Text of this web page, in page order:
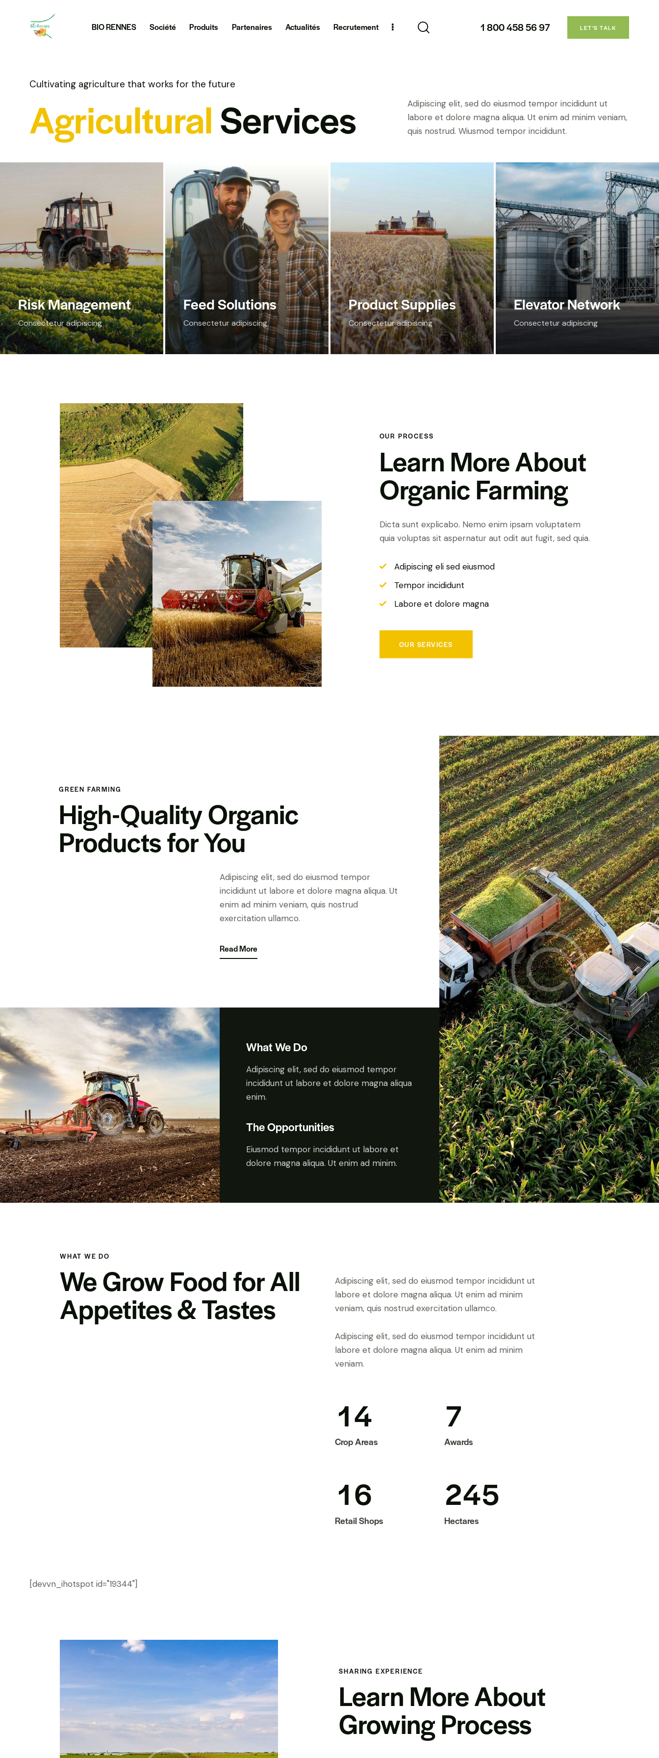
BIO RENNES Société Produits Partenaires Actualités Recrutement 1 800 458 56 97 LET'S TALK
Cultivating agriculture that works for the future
AgriculturalServices
Adipiscing elit, sed do eiusmod tempor incididunt ut
labore et dolore magna aliqua. Ut enim ad minim veniam,
quis nostrud. Wiusmod tempor incididunt.
Risk Management
Consectetur adipiscing
Feed Solutions
Consectetur adipiscing
Product Supplies
Consectetur adipiscing
Elevator Network
Consectetur adipiscing
OUR PROCESS
Learn More About
Organic Farming
Dicta sunt explicabo. Nemo enim ipsam voluptatem
quia voluptas sit aspernatur aut odit aut fugit, sed quia.
Adipiscing eli sed eiusmod
Tempor incididunt
Labore et dolore magna
OUR SERVICES
GREEN FARMING
High-Quality Organic
Products for You
Adipiscing elit, sed do eiusmod tempor
incididunt ut labore et dolore magna aliqua. Ut
enim ad minim veniam, quis nostrud
exercitation ullamco.
Read More
What We Do
Adipiscing elit, sed do eiusmod tempor
incididunt ut labore et dolore magna aliqua
enim.
The Opportunities
Eiusmod tempor incididunt ut labore et
dolore magna aliqua. Ut enim ad minim.
WHAT WE DO
We Grow Food for All
Appetites & Tastes
Adipiscing elit, sed do eiusmod tempor incididunt ut
labore et dolore magna aliqua. Ut enim ad minim
veniam, quis nostrud exercitation ullamco.
Adipiscing elit, sed do eiusmod tempor incididunt ut
labore et dolore magna aliqua. Ut enim ad minim
veniam.
14
Crop Areas
7
Awards
16
Retail Shops
245
Hectares
[devvn_ihotspot id="19344"]
SHARING EXPERIENCE
Learn More About
Growing Process